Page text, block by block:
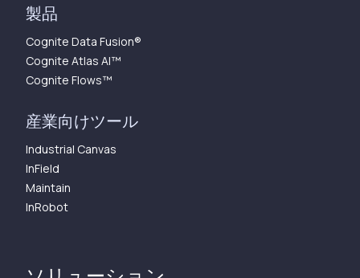
製品
Cognite Data Fusion®
Cognite Atlas AI™︎
Cognite Flows™︎
産業向けツール
Industrial Canvas
InField
Maintain
InRobot